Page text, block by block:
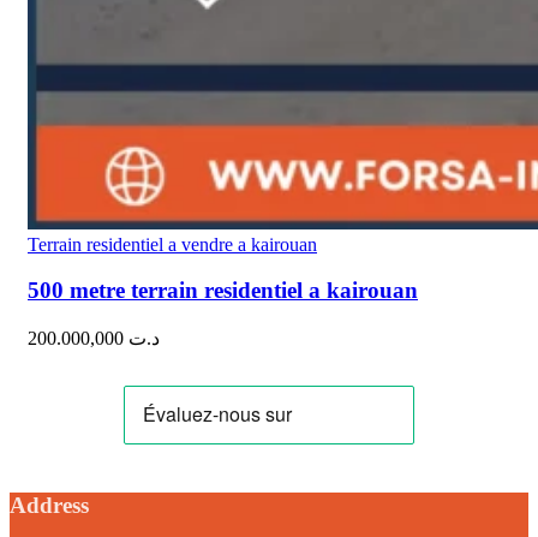
Terrain residentiel a vendre a kairouan
500 metre terrain residentiel a kairouan
د.ت
Address